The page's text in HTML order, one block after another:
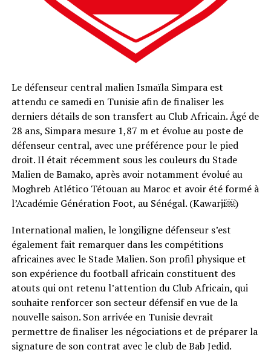
Le défenseur central malien Ismaïla Simpara est
attendu ce samedi en Tunisie afin de finaliser les
derniers détails de son transfert au Club Africain. Âgé de
28 ans, Simpara mesure 1,87 m et évolue au poste de
défenseur central, avec une préférence pour le pied
droit. Il était récemment sous les couleurs du Stade
Malien de Bamako, après avoir notamment évolué au
Moghreb Atlético Tétouan au Maroc et avoir été formé à
l’Académie Génération Foot, au Sénégal. (Kawarji⁠￼)
International malien, le longiligne défenseur s’est
également fait remarquer dans les compétitions
africaines avec le Stade Malien. Son profil physique et
son expérience du football africain constituent des
atouts qui ont retenu l’attention du Club Africain, qui
souhaite renforcer son secteur défensif en vue de la
nouvelle saison. Son arrivée en Tunisie devrait
permettre de finaliser les négociations et de préparer la
signature de son contrat avec le club de Bab Jedid.